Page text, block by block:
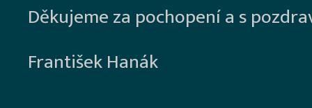
Děkujeme za pochopení a s
František Hanák